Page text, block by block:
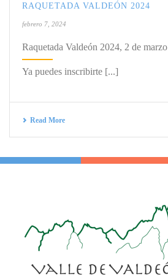
RAQUETADA VALDEÓN 2024
febrero 7, 2024
Raquetada Valdeón 2024, 2 de marzo
Ya puedes inscribirte [...]
Read More